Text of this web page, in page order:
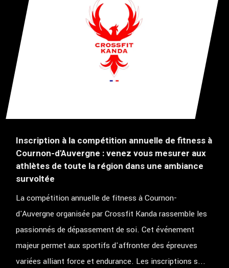
Inscription à la compétition annuelle de fitness à
Cournon-d'Auvergne : venez vous mesurer aux
athlètes de toute la région dans une ambiance
survoltée
La compétition annuelle de fitness à Cournon-
d'Auvergne organisée par Crossfit Kanda rassemble les
passionnés de dépassement de soi. Cet événement
majeur permet aux sportifs d'affronter des épreuves
variées alliant force et endurance. Les inscriptions s...